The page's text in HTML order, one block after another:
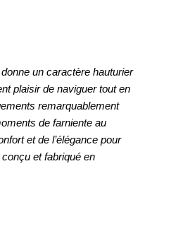
un caractère hauturier
plaisir de naviguer tout en
remarquablement
de farniente au
et de l’élégance pour
et fabriqué en